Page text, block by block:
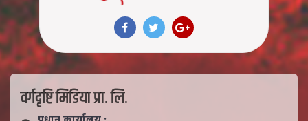
वर्गदृष्टि मिडिया प्रा. लि.